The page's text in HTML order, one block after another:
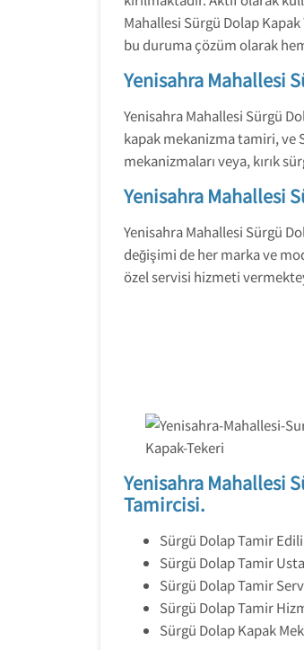
Mahallesi Sürgü Dolap
bu duruma çözüm olarak
Yenisahra Mahallesi
Yenisahra Mahallesi Sürgü
kapak mekanizma tamiri, ve
mekanizmaları veya, kırık
Yenisahra Mahallesi
Yenisahra Mahallesi Sürgü
değişimi de her marka ve
özel servisi hizmeti
Yenisahra Mahallesi
Tamircisi.
Sürgü Dolap Tamir
Sürgü Dolap Tamir
Sürgü Dolap Tamir
Sürgü Dolap Tamir
Sürgü Dolap Kapak